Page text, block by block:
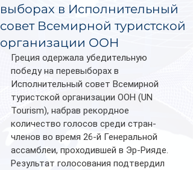
выборах в Исполнительный
совет Всемирной туристской
организации ООН
Греция одержала убедительную
победу на перевыборах в
Исполнительный совет Всемирной
туристской организации ООН (UN
Tourism), набрав рекордное
количество голосов среди стран-
членов во время 26-й Генеральной
ассамблеи, проходившей в Эр-Рияде.
Результат голосования подтвердил